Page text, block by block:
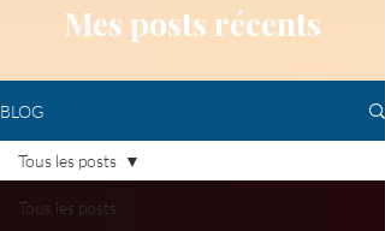
Mes posts récents
BLOG
Tous les posts
Tous les posts